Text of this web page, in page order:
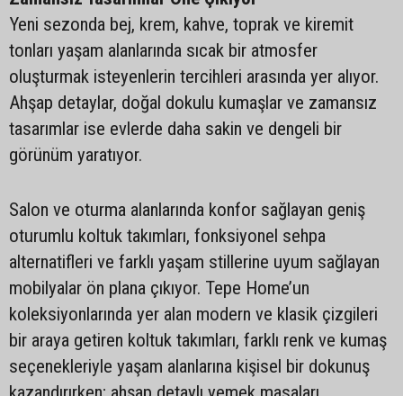
Yeni sezonda bej, krem, kahve, toprak ve kiremit
tonları yaşam alanlarında sıcak bir atmosfer
oluşturmak isteyenlerin tercihleri arasında yer alıyor.
Ahşap detaylar, doğal dokulu kumaşlar ve zamansız
tasarımlar ise evlerde daha sakin ve dengeli bir
görünüm yaratıyor.
Salon ve oturma alanlarında konfor sağlayan geniş
oturumlu koltuk takımları, fonksiyonel sehpa
alternatifleri ve farklı yaşam stillerine uyum sağlayan
mobilyalar ön plana çıkıyor. Tepe Home’un
koleksiyonlarında yer alan modern ve klasik çizgileri
bir araya getiren koltuk takımları, farklı renk ve kumaş
seçenekleriyle yaşam alanlarına kişisel bir dokunuş